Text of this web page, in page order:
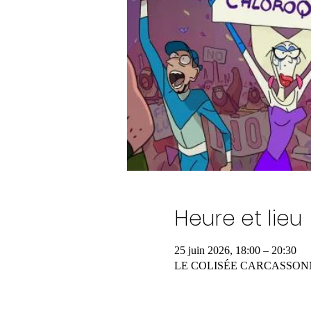
Heure et lieu
25 juin 2026, 18:00 – 20:30
LE COLISÉE